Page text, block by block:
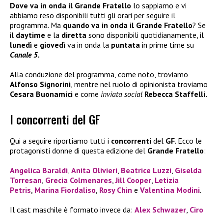
Dove va in onda il Grande Fratello lo sappiamo e vi
abbiamo reso disponibili tutti gli orari per seguire il
programma. Ma quando va in onda il Grande Fratello? Se
il daytime e la diretta sono disponibili quotidianamente, il
lunedì e giovedì va in onda la puntata in prime time su
Canale 5.
Alla conduzione del programma, come noto, troviamo
Alfonso Signorini, mentre nel ruolo di opinionista troviamo
Cesara Buonamici e come inviata social Rebecca Staffelli.
I concorrenti del GF
Qui a seguire riportiamo tutti i concorrenti del GF. Ecco le
protagonisti donne di questa edizione del Grande Fratello:
Angelica Baraldi Anita Olivieri Beatrice Luzzi Giselda
Torresan Grecia Colmenares ,Jill Cooper Letizia
Petris Marina Fiordaliso Rosy Chin e Valentina Modini.
Il cast maschile è formato invece da: Alex Schwazer Ciro